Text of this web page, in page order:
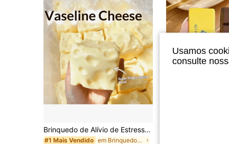
Brinquedo de Alívio de Estresse Macio e Fofo com Aroma de Leite Doce em Formato de Bolinho de TPR, Ornamento Fofo e Divertido de 5cm para Apertar e Aliviar o Estresse, Presente Prático e Elegante, Adequado para Aniversário, Páscoa, Halloween, Natal e Diversos Presentes de Festa, Melhora o Humor
#1 Mais Vendido em Brinquedos de apertar para adolescentes
Usamos
consulte